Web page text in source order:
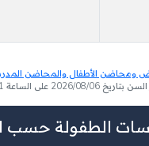
ومحاضن الأطفال والمحاضن
06 على الساعة 11:31
الطفولة حسب